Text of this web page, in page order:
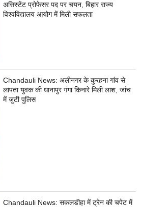
असिस्टेंट प्रोफेसर पद पर चयन, बिहार राज्य
विश्वविद्यालय आयोग में मिली सफलता
Chandauli News: अलीनगर के कुरहना गांव से
लापता युवक की धानापुर गंगा किनारे मिली लाश, जांच
में जुटी पुलिस
Chandauli News: सकलडीहा में ट्रेन की चपेट में